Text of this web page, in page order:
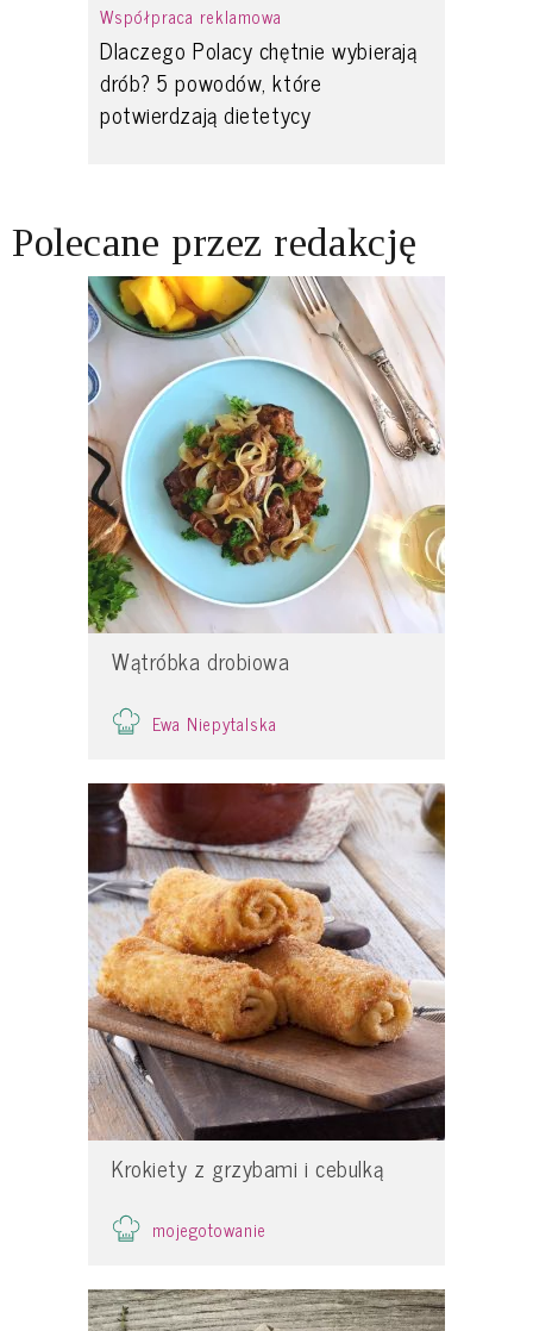
Współpraca reklamowa
Dlaczego Polacy chętnie wybierają
drób? 5 powodów, które
potwierdzają dietetycy
Polecane przez redakcję
Wątróbka drobiowa
Ewa Niepytalska
Krokiety z grzybami i cebulką
mojegotowanie